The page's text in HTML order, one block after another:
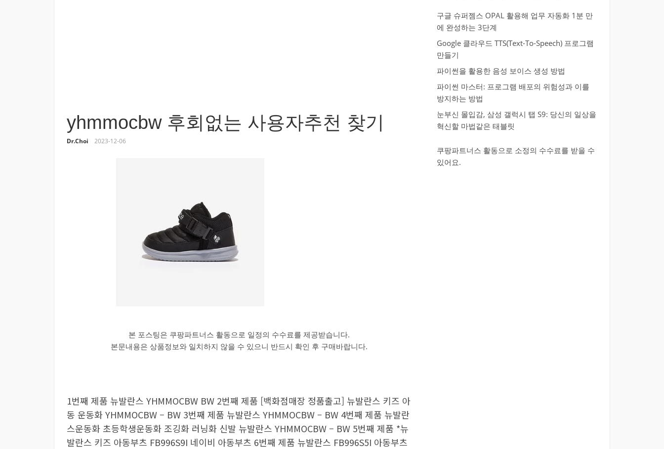
yhmmocbw 후회없는 사용자추천 찾기
Dr.Choi 2023-12-06
본 포스팅은 쿠팡파트너스 활동으로 일정의 수수료를 제공받습니다.
본문내용은 상품정보와 일치하지 않을 수 있으니 반드시 확인 후 구매바랍니다.
1번째 제품 뉴발란스 YHMMOCBW BW 2번째 제품 [백화점매장 정품출고] 뉴발란스 키즈 아
동 운동화 YHMMOCBW – BW 3번째 제품 뉴발란스 YHMMOCBW – BW 4번째 제품 뉴발란
스운동화 초등학생운동화 조깅화 러닝화 신발 뉴발란스 YHMMOCBW – BW 5번째 제품 *뉴
발란스 키즈 아동부츠 FB996S9I 네이비 아동부츠 6번째 제품 뉴발란스 FB996S5I 아동부츠
구글 슈퍼젬스 OPAL 활용해 업무 자동화 1분 만
에 완성하는 3단계
Google 클라우드 TTS(Text-To-Speech) 프로그램
만들기
파이썬을 활용한 음성 보이스 생성 방법
파이썬 마스터: 프로그램 배포의 위험성과 이를
방지하는 방법
눈부신 몰입감, 삼성 갤럭시 탭 S9: 당신의 일상을
혁신할 마법같은 태블릿
쿠팡파트너스 활동으로 소정의 수수료를 받을 수
있어요.